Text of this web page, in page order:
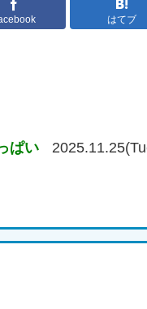
はてブ
ぱい